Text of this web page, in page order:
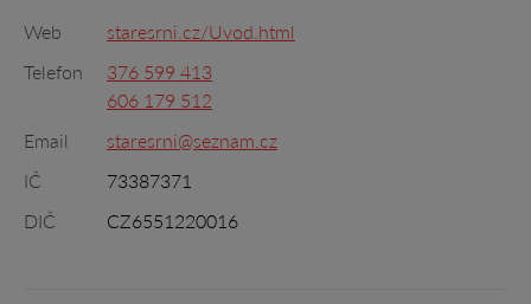
Web
staresrni.cz/Uvod.html
Telefon
376 599 413
606 179 512
Email
staresrni@seznam.cz
IČ
73387371
DIČ
CZ6551220016